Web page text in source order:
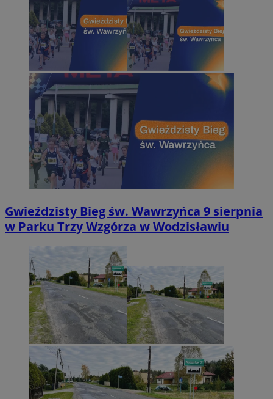
Gwieździsty Bieg św. Wawrzyńca 9 sierpnia
w Parku Trzy Wzgórza w Wodzisławiu